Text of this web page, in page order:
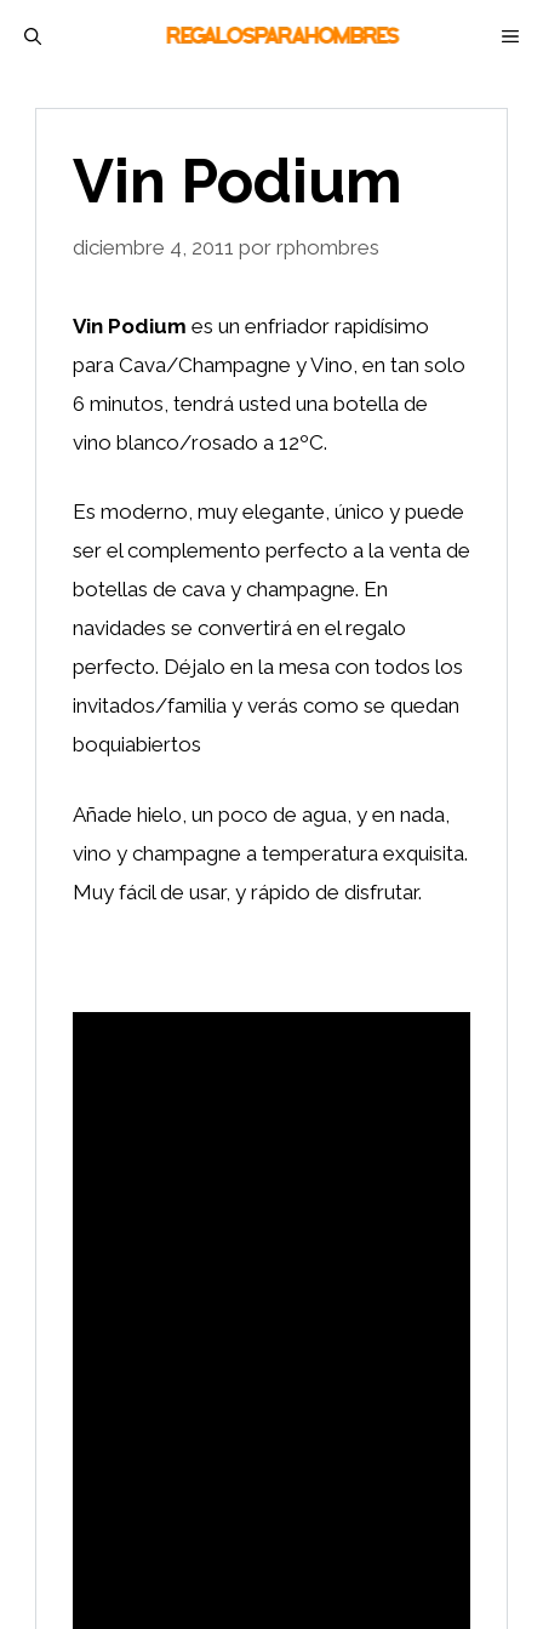
Vin Podium
diciembre 4, 2011 por rphombres
Vin Podium es un enfriador rapidísimo
para Cava/Champagne y Vino, en tan solo
6 minutos, tendrá usted una botella de
vino blanco/rosado a 12ºC.
Es moderno, muy elegante, único y puede
ser el complemento perfecto a la venta de
botellas de cava y champagne. En
navidades se convertirá en el regalo
perfecto. Déjalo en la mesa con todos los
invitados/familia y verás como se quedan
boquiabiertos
Añade hielo, un poco de agua, y en nada,
vino y champagne a temperatura exquisita.
Muy fácil de usar, y rápido de disfrutar.